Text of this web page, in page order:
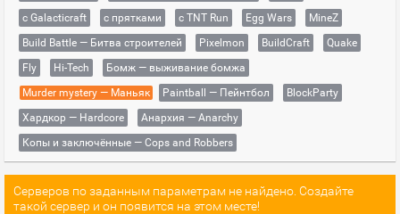
с Galacticraft
с прятками с TNT Run Egg Wars
MineZ
Build Battle — Битва строителей
Pixelmon BuildCraft
Quake
Fly
Hi-Tech
Бомж — выживание бомжа
Murder mystery — Маньяк
Paintball — Пейнтбол
BlockParty
Хардкор — Hardcore
Анархия — Anarchy
Копы и заключённые — Cops and Robbers
Серверов по заданным параметрам не найдено. Создайте
такой сервер и он появится на этом месте!